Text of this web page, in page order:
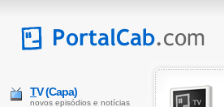
TV (Capa)
novos episódios e notícias